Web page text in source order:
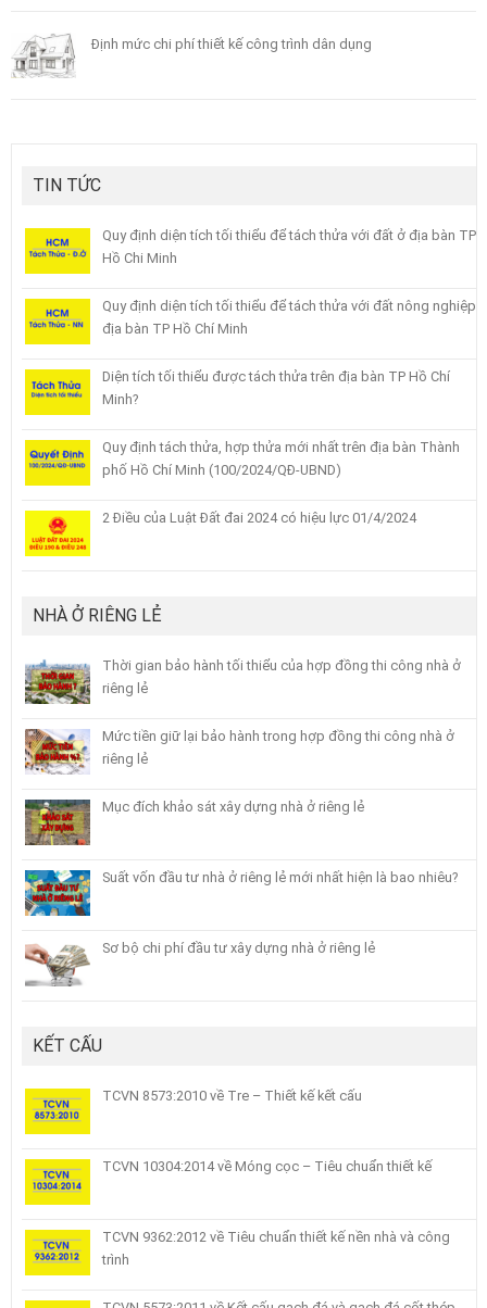
Định mức chi phí thiết kế công trình dân dụng
TIN TỨC
Quy định diện tích tối thiểu để tách thửa với đất ở địa bàn TP
Hồ Chi Minh
Quy định diện tích tối thiểu để tách thửa với đất nông nghiệp
địa bàn TP Hồ Chí Minh
Diện tích tối thiểu được tách thửa trên địa bàn TP Hồ Chí
Minh?
Quy định tách thửa, hợp thửa mới nhất trên địa bàn Thành
phố Hồ Chí Minh (100/2024/QĐ-UBND)
2 Điều của Luật Đất đai 2024 có hiệu lực 01/4/2024
NHÀ Ở RIÊNG LẺ
Thời gian bảo hành tối thiểu của hợp đồng thi công nhà ở
riêng lẻ
Mức tiền giữ lại bảo hành trong hợp đồng thi công nhà ở
riêng lẻ
Mục đích khảo sát xây dựng nhà ở riêng lẻ
Suất vốn đầu tư nhà ở riêng lẻ mới nhất hiện là bao nhiêu?
Sơ bộ chi phí đầu tư xây dựng nhà ở riêng lẻ
KẾT CẤU
TCVN 8573:2010 về Tre – Thiết kế kết cấu
TCVN 10304:2014 về Móng cọc – Tiêu chuẩn thiết kế
TCVN 9362:2012 về Tiêu chuẩn thiết kế nền nhà và công
trình